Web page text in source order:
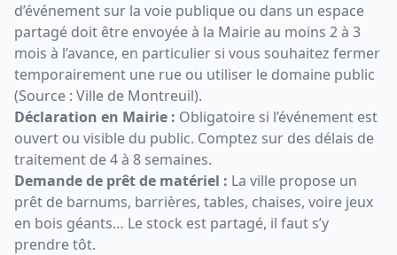
d’événement sur la voie publique ou dans un espace
partagé doit être envoyée à la Mairie au moins 2 à 3
mois à l’avance, en particulier si vous souhaitez fermer
temporairement une rue ou utiliser le domaine public
(Source : Ville de Montreuil).
Déclaration en Mairie : Obligatoire si l’événement est
ouvert ou visible du public. Comptez sur des délais de
traitement de 4 à 8 semaines.
Demande de prêt de matériel : La ville propose un
prêt de barnums, barrières, tables, chaises, voire jeux
en bois géants… Le stock est partagé, il faut s’y
prendre tôt.